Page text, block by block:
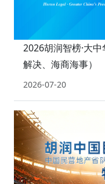
2026胡润智榜·大
解决、海商海事）
2026-07-20